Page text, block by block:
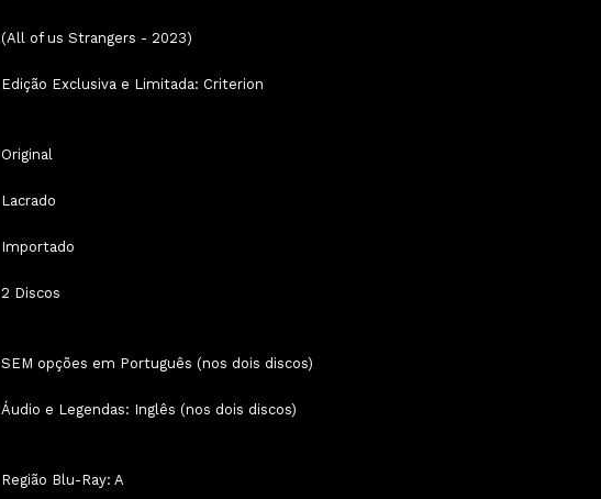
(All of us Strangers - 2023)
Edição Exclusiva e Limitada: Criterion
Original
Lacrado
Importado
2 Discos
SEM opções em Português (nos dois discos)
Áudio e Legendas: Inglês (nos dois discos)
Região Blu-Ray: A